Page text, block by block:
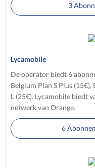
3
Lycamobile
De operator biedt 6
Belgium Plan S Plus
L (25€). Lycamobile biedt
netwerk van Orange.
6